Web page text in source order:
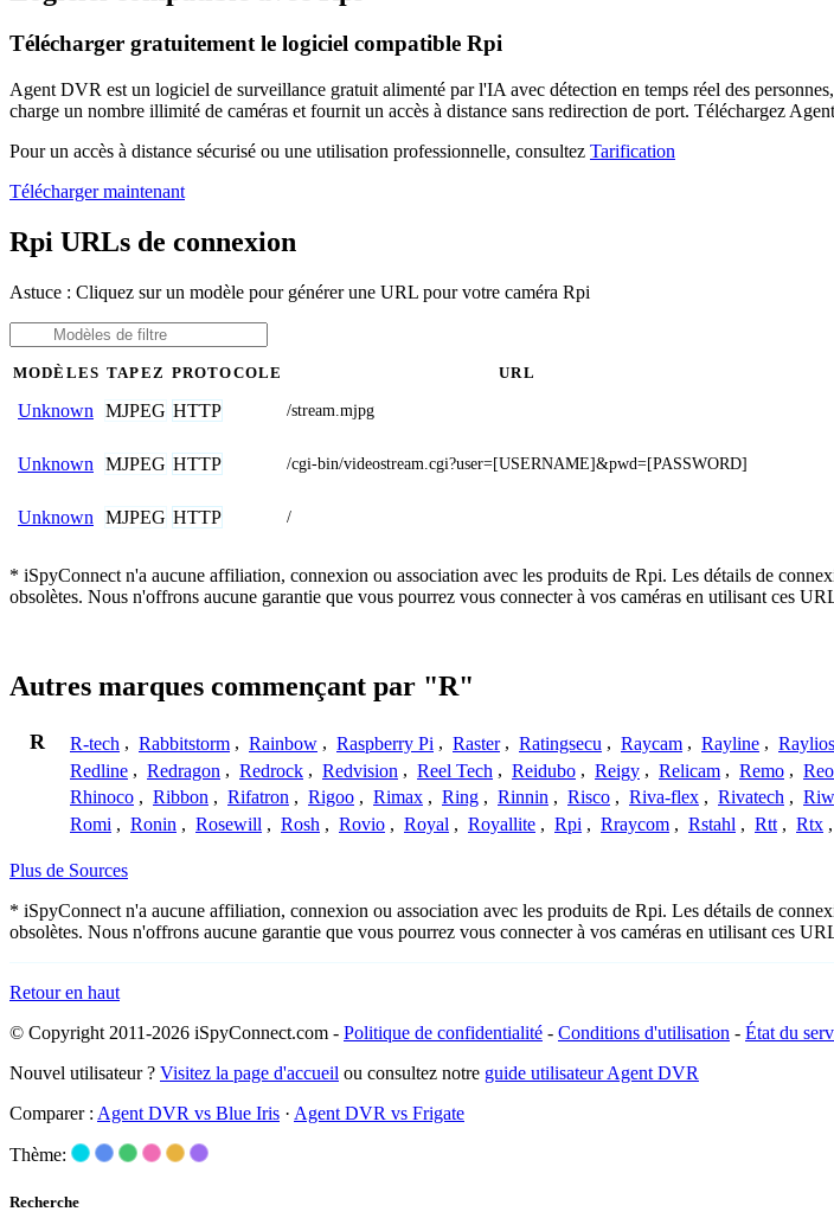
Télécharger gratuitement le logiciel compatible Rpi
Agent DVR est un logiciel de surveillance gratuit alimenté par l'IA avec détection en temps réel des
charge un nombre illimité de caméras et fournit un accès à distance sans redirection de port. Téléchargez
Pour un accès à distance sécurisé ou une utilisation professionnelle, consultez Tarification
Télécharger maintenant
Rpi URLs de connexion
Astuce : Cliquez sur un modèle pour générer une URL pour votre caméra Rpi
MODÈLES TAPEZ PROTOCOLE URL
Unknown MJPEG HTTP /stream.mjpg
Unknown MJPEG HTTP /cgi-bin/videostream.cgi?user=[USERNAME]&pwd=[PASSWORD]
Unknown MJPEG HTTP /
* iSpyConnect n'a aucune affiliation, connexion ou association avec les produits de Rpi. Les détails de
obsolètes. Nous n'offrons aucune garantie que vous pourrez vous connecter à vos caméras en utilisant ces
Autres marques commençant par "R"
R R-tech , Rabbitstorm , Rainbow , Raspberry Pi , Raster , Ratingsecu , Raycam , Rayline , Raylios
Redline , Redragon , Redrock , Redvision , Reel Tech , Reidubo , Reigy , Relicam , Remo ,
Rhinoco , Ribbon , Rifatron , Rigoo , Rimax , Ring , Rinnin , Risco , Riva-flex , Rivatech ,
Romi , Ronin , Rosewill , Rosh , Rovio , Royal , Royallite , Rpi , Rraycom , Rstahl , Rtt , Rtx ,
Plus de Sources
* iSpyConnect n'a aucune affiliation, connexion ou association avec les produits de Rpi. Les détails de
obsolètes. Nous n'offrons aucune garantie que vous pourrez vous connecter à vos caméras en utilisant ces
Retour en haut
© Copyright 2011-2026 iSpyConnect.com - Politique de confidentialité - Conditions d'utilisation - État du
Nouvel utilisateur ? Visitez la page d'accueil ou consultez notre guide utilisateur Agent DVR
Comparer : Agent DVR vs Blue Iris · Agent DVR vs Frigate
Thème:
Recherche